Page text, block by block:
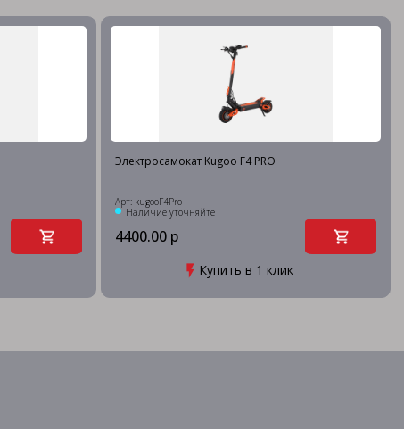
Электросамокат Kugoo F4 PRO
Арт: kugooF4Pro
Наличие уточняйте
4400.00 р
Купить в 1 клик